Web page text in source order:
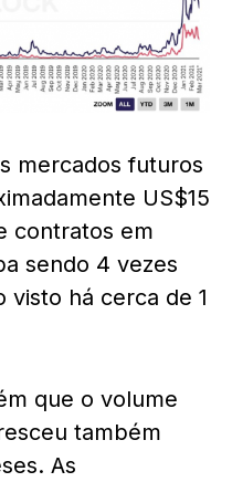
mercados futuros
US$15
contratos em
sendo 4 vezes
visto há cerca de 1
que o volume
também
As